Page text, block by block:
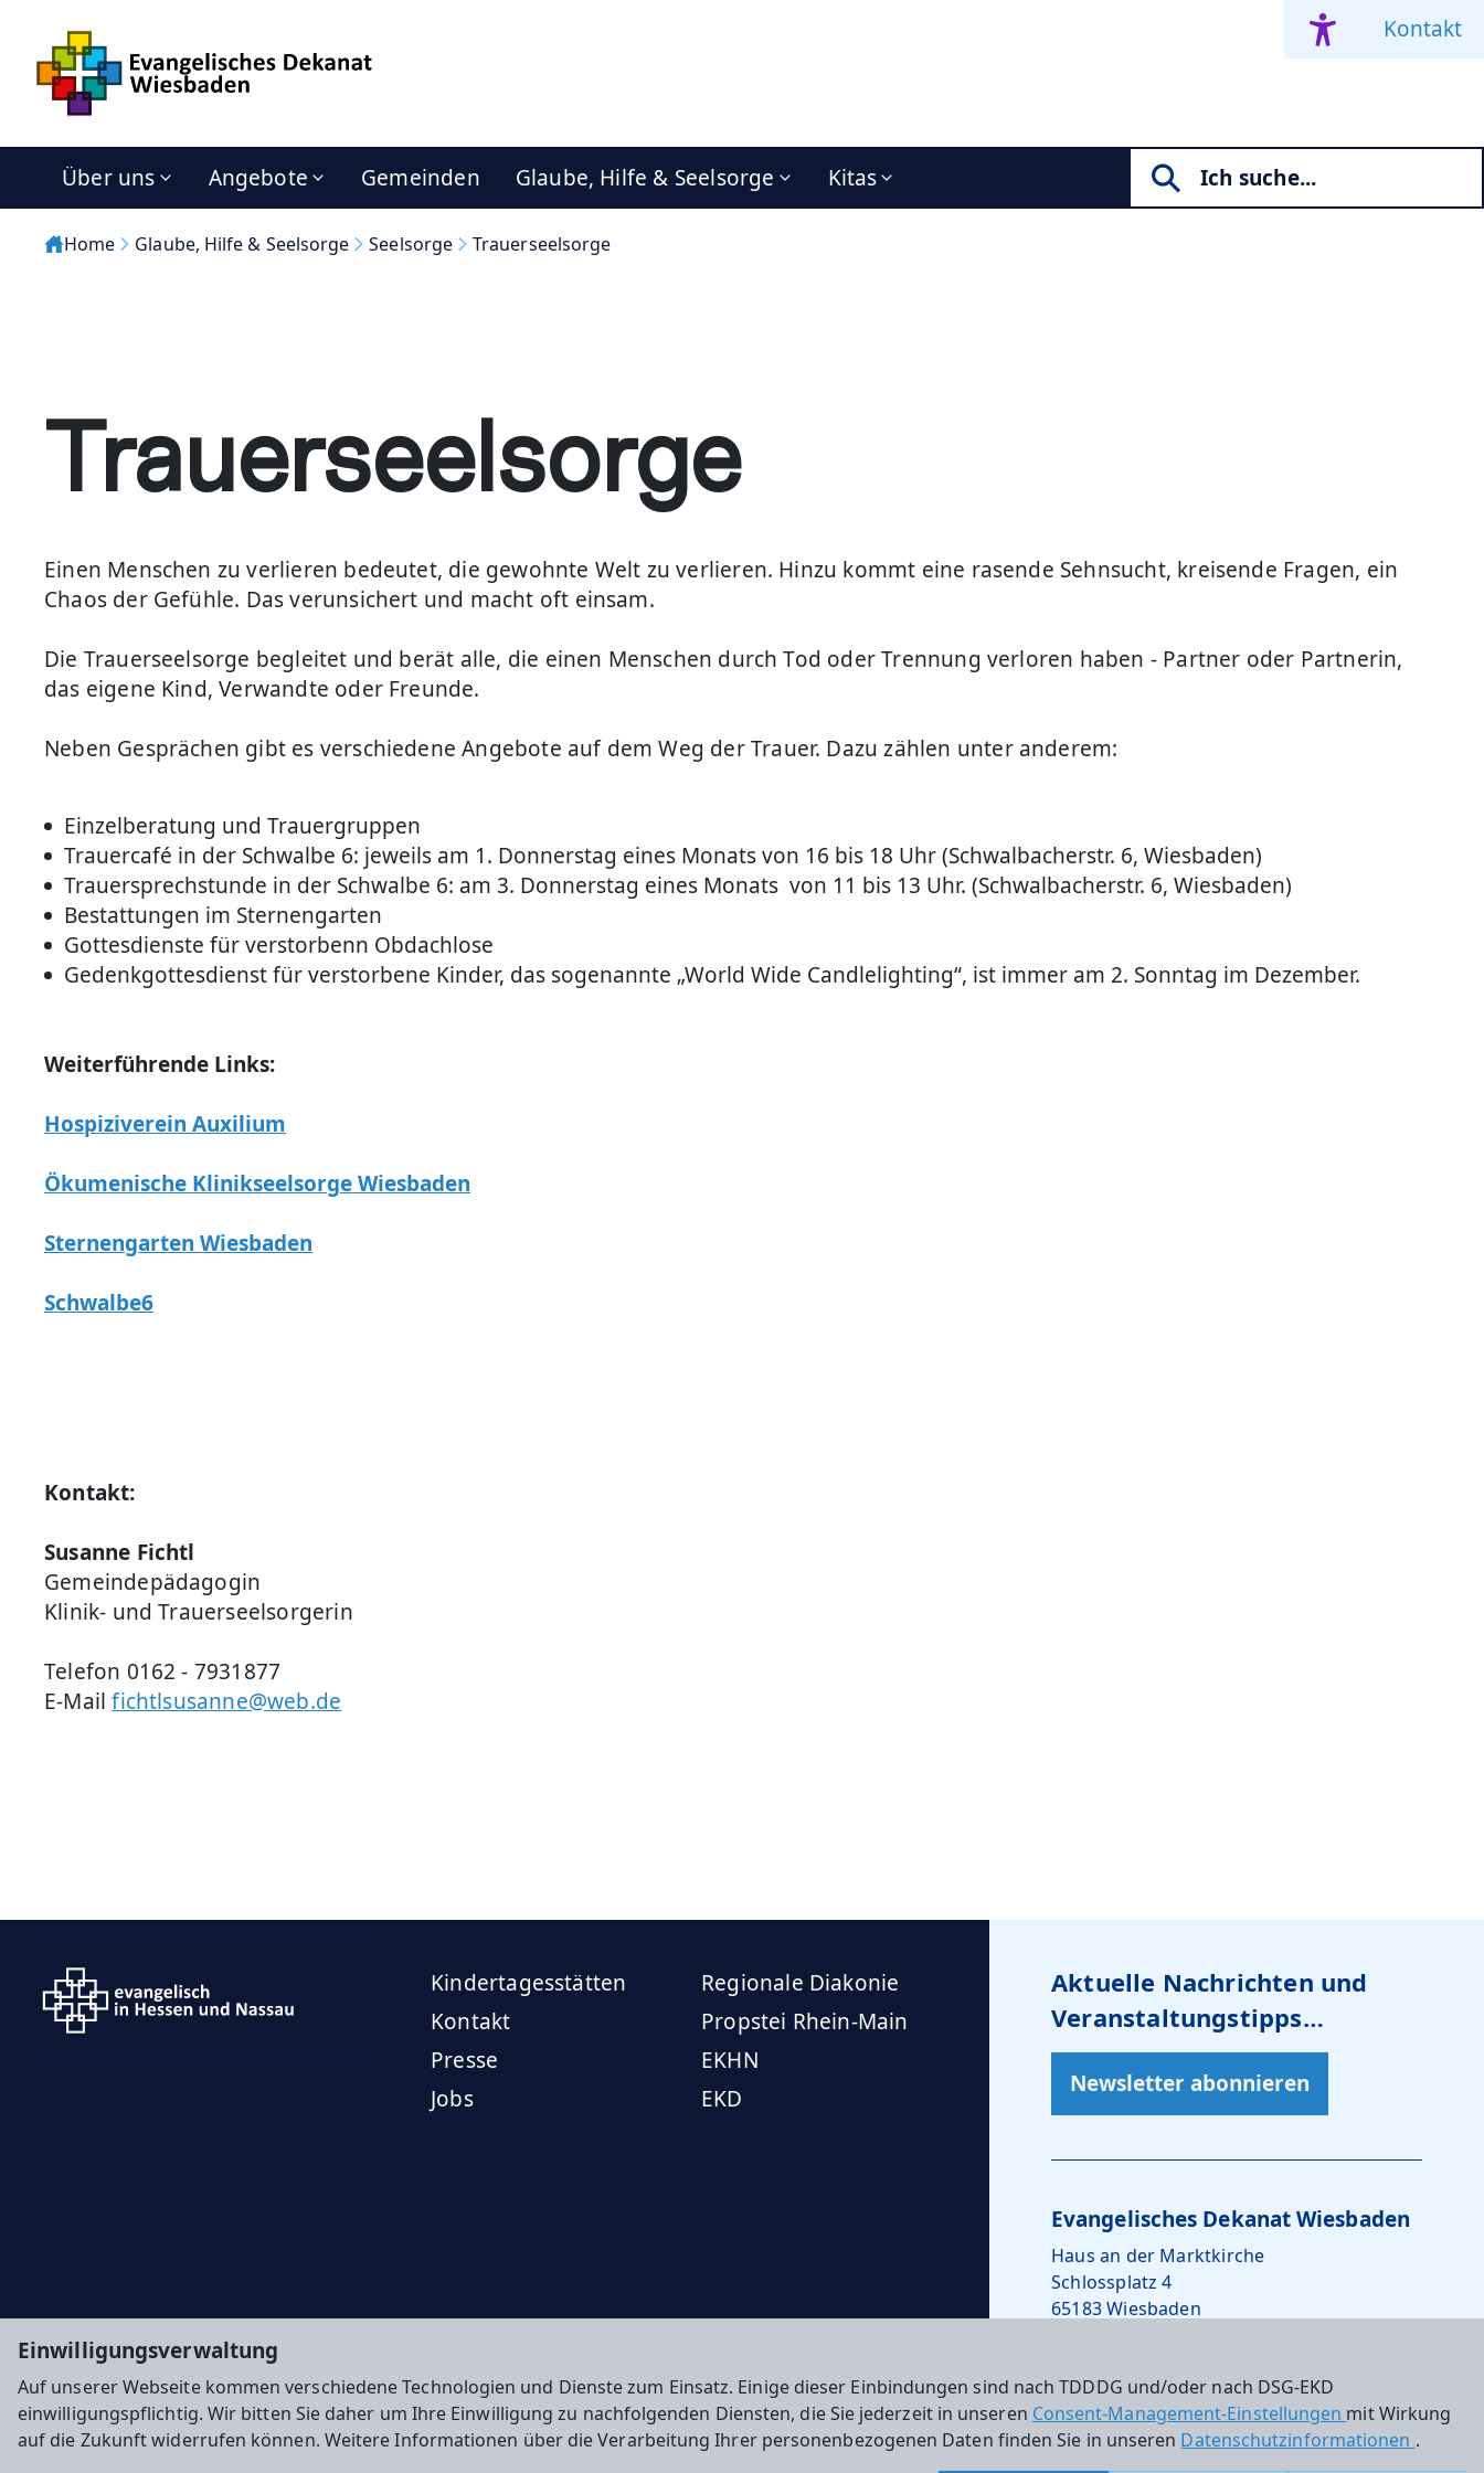
Einwilligungsverwaltung
Auf unserer Webseite kommen verschiedene Technologien und Dienste zum Einsatz. Einige dieser Einbindungen sind nach TDDDG und/oder nach DSG-EKD
einwilligungspflichtig. Wir bitten Sie daher um Ihre Einwilligung zu nachfolgenden Diensten, die Sie jederzeit in unseren Consent-Management-Einstellungen mit Wirkung
auf die Zukunft widerrufen können. Weitere Informationen über die Verarbeitung Ihrer personenbezogenen Daten finden Sie in unseren Datenschutzinformationen .
Kontakt
Über uns Angebote Gemeinden Glaube, Hilfe & Seelsorge Kitas
Home Glaube, Hilfe & Seelsorge Seelsorge Trauerseelsorge
Trauerseelsorge
Einen Menschen zu verlieren bedeutet, die gewohnte Welt zu verlieren. Hinzu kommt eine rasende Sehnsucht, kreisende Fragen, ein
Chaos der Gefühle. Das verunsichert und macht oft einsam.
Die Trauerseelsorge begleitet und berät alle, die einen Menschen durch Tod oder Trennung verloren haben - Partner oder Partnerin,
das eigene Kind, Verwandte oder Freunde.
Neben Gesprächen gibt es verschiedene Angebote auf dem Weg der Trauer. Dazu zählen unter anderem:
Einzelberatung und Trauergruppen
Trauercafé in der Schwalbe 6: jeweils am 1. Donnerstag eines Monats von 16 bis 18 Uhr (Schwalbacherstr. 6, Wiesbaden)
Trauersprechstunde in der Schwalbe 6: am 3. Donnerstag eines Monats von 11 bis 13 Uhr. (Schwalbacherstr. 6, Wiesbaden)
Bestattungen im Sternengarten
Gottesdienste für verstorbenn Obdachlose
Gedenkgottesdienst für verstorbene Kinder, das sogenannte „World Wide Candlelighting“, ist immer am 2. Sonntag im Dezember.
Weiterführende Links:
Hospiziverein Auxilium
Ökumenische Klinikseelsorge Wiesbaden
Sternengarten Wiesbaden
Schwalbe6
Kontakt:
Susanne Fichtl
Gemeindepädagogin
Klinik- und Trauerseelsorgerin
Telefon 0162 - 7931877
E-Mailfichtlsusanne@web.de
Kindertagesstätten
Kontakt
Presse
Jobs
Regionale Diakonie
Propstei Rhein-Main
EKHN
EKD
Aktuelle Nachrichten und
Veranstaltungstipps…
Newsletter abonnieren
Evangelisches Dekanat Wiesbaden
Haus an der Marktkirche
Schlossplatz 4
65183 Wiesbaden
dekanat.wiesbaden@ekhn.de